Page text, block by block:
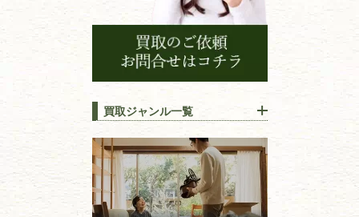
買取ジャンル一覧
江戸時代の書物
唐本・漢籍・
中国書物・朝鮮本
錦絵・浮世絵・版画・刷り物